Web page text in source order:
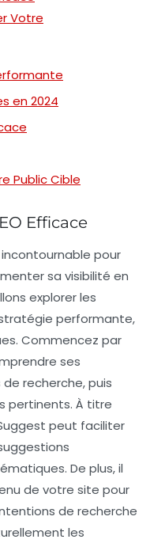
Votre
en 2024
Public Cible
Efficace
pour
sa visibilité en
explorer les
performante,
Commencez par
ses
recherche, puis
pertinents. À titre
peut faciliter
De plus, il
de votre site pour
de recherche
les